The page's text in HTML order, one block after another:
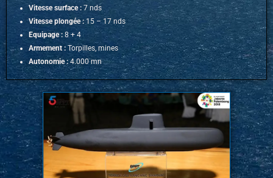
Vitesse surface : 7 nds
Vitesse plongée : 15 – 17 nds
Equipage : 8 + 4
Armement : Torpilles, mines
Autonomie :4.000 mn